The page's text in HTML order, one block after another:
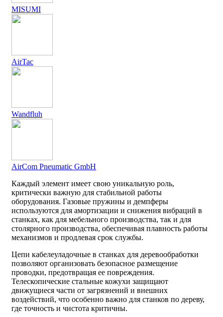
MISUMI
AirTac
Wandfluh
AirCom Pneumatic GmbH
Каждый элемент имеет свою уникальную роль,
критически важную для стабильной работы
оборудования. Газовые пружины и демпферы
используются для амортизации и снижения вибраций в
станках, как для мебельного производства, так и для
столярного производства, обеспечивая плавность работы
механизмов и продлевая срок службы.
Цепи кабелеуладочные в станках для деревообработки
позволяют организовать безопасное размещение
проводки, предотвращая ее повреждения.
Телескопические стальные кожухи защищают
движущиеся части от загрязнений и внешних
воздействий, что особенно важно для станков по дереву,
где точность и чистота критичны.